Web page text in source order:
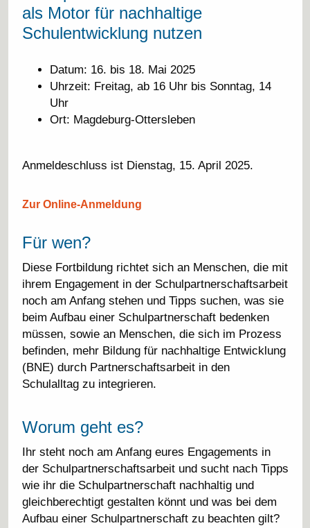
als Motor für nachhaltige
Schulentwicklung nutzen
Datum: 16. bis 18. Mai 2025
Uhrzeit: Freitag, ab 16 Uhr bis Sonntag, 14
Uhr
Ort: Magdeburg-Ottersleben
Anmeldeschluss ist Dienstag, 15. April 2025.
Zur Online-Anmeldung
Für wen?
Diese Fortbildung richtet sich an Menschen, die mit
ihrem Engagement in der Schulpartnerschaftsarbeit
noch am Anfang stehen und Tipps suchen, was sie
beim Aufbau einer Schulpartnerschaft bedenken
müssen, sowie an Menschen, die sich im Prozess
befinden, mehr Bildung für nachhaltige Entwicklung
(BNE) durch Partnerschaftsarbeit in den
Schulalltag zu integrieren.
Worum geht es?
Ihr steht noch am Anfang eures Engagements in
der Schulpartnerschaftsarbeit und sucht nach Tipps
wie ihr die Schulpartnerschaft nachhaltig und
gleichberechtigt gestalten könnt und was bei dem
Aufbau einer Schulpartnerschaft zu beachten gilt?